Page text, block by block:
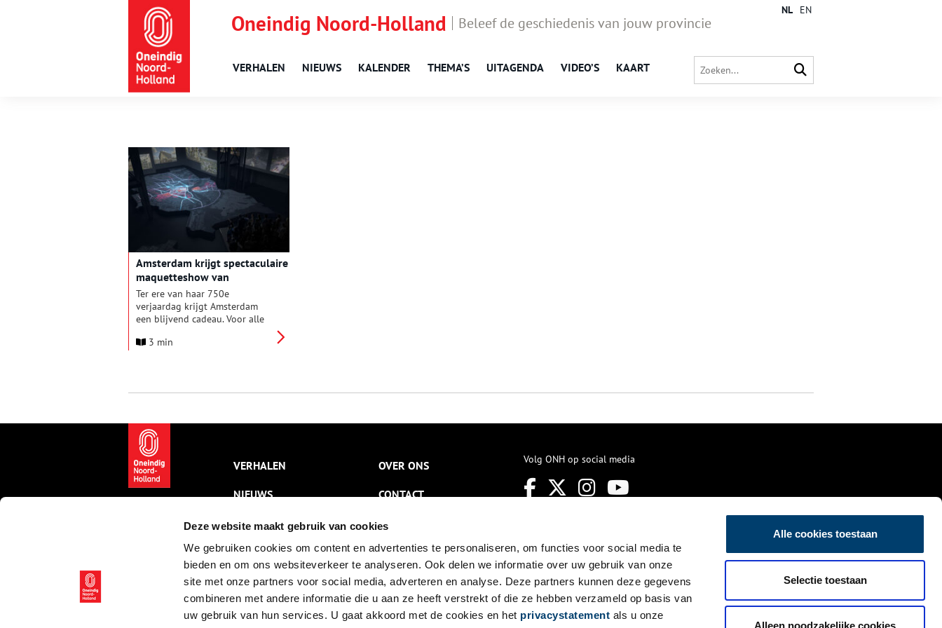
Deze website maakt gebruik van cookies
We gebruiken cookies om content en advertenties te personaliseren, om functies voor social media te
bieden en om ons websiteverkeer te analyseren. Ook delen we informatie over uw gebruik van onze
site met onze partners voor social media, adverteren en analyse. Deze partners kunnen deze gegevens
combineren met andere informatie die u aan ze heeft verstrekt of die ze hebben verzameld op basis van
uw gebruik van hun services. U gaat akkoord met de cookies en het privacystatement als u onze
Alle cookies toestaan
Selectie toestaan
Alleen noodzakelijke cookies
Oneindig Noord-Holland Beleef de geschiedenis van jouw provincie
VERHALEN NIEUWS KALENDER THEMA’S UITAGENDA VIDEO’S KAART
NL EN
Amsterdam krijgt spectaculaire
maquetteshow van
ontwikkelingen stad
Ter ere van haar 750e
verjaardag krijgt Amsterdam
een blijvend cadeau. Voor alle
stad. In het Amsterdamse
beleving over de ontwikkeling
3 min
VERHALEN
NIEUWS
KALENDER
THEMA’S
ACTIVITEITEN
VIDEO’S
OVER ONS
CONTACT
NIEUWSBRIEF
DISCLAIMER
PRIVACY
TOEGANKELIJKHEID
Volg ONH op social media